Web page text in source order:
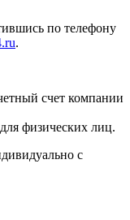
по телефону
.
счет компании
физических лиц.
с